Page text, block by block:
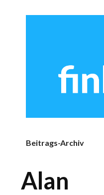
Beitrags-Archiv
Alan